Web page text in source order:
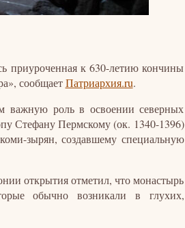
приуроченная к 630-летию кончины
сообщаетПатриархия.ru.
важную роль в освоении северных
Стефану Пермскому (ок. 1340-1396)
зырян, создавшему специальную
открытия отметил, что монастырь
обычно возникали в глухих,